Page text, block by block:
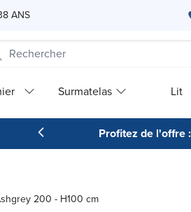
ANS
Surmatelas Lit
Profitez de l'offre
200 - H100 cm